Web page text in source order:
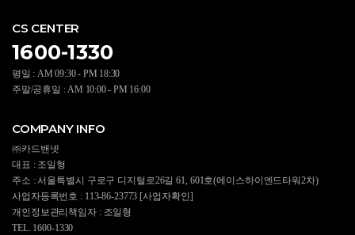
CS CENTER
1600-1330
평일 : AM 09:30 - PM 18:30
주말/공휴일 : AM 10:00 - PM 16:00
COMPANY INFO
㈜카드밴넷
대표 : 조일형
주소 : 서울특별시 구로구 디지털로26길 61, 601호(에이스하이엔드타워2차)
사업자등록번호 : 113-86-23773 [사업자확인]
개인정보관리책임자 : 조일형
TEL. 1600-1330